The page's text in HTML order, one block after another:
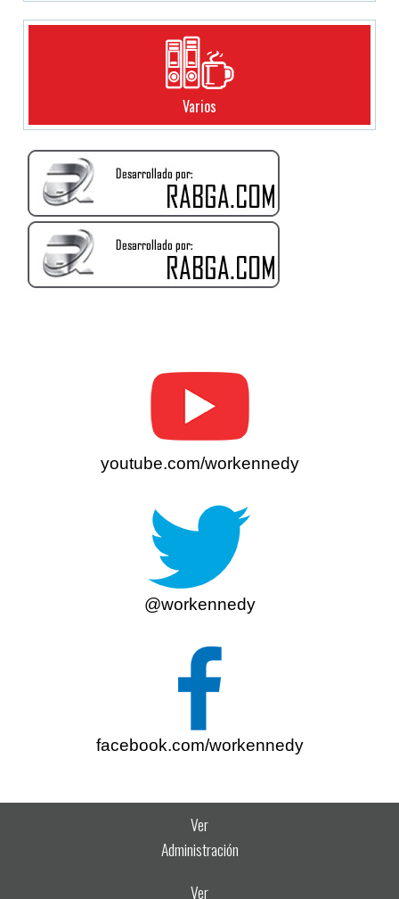
Varios
youtube.com/workennedy
@workennedy
facebook.com/workennedy
Ver
Administración
Ver